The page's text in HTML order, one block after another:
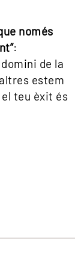
només
:
de la
estem
teu èxit és